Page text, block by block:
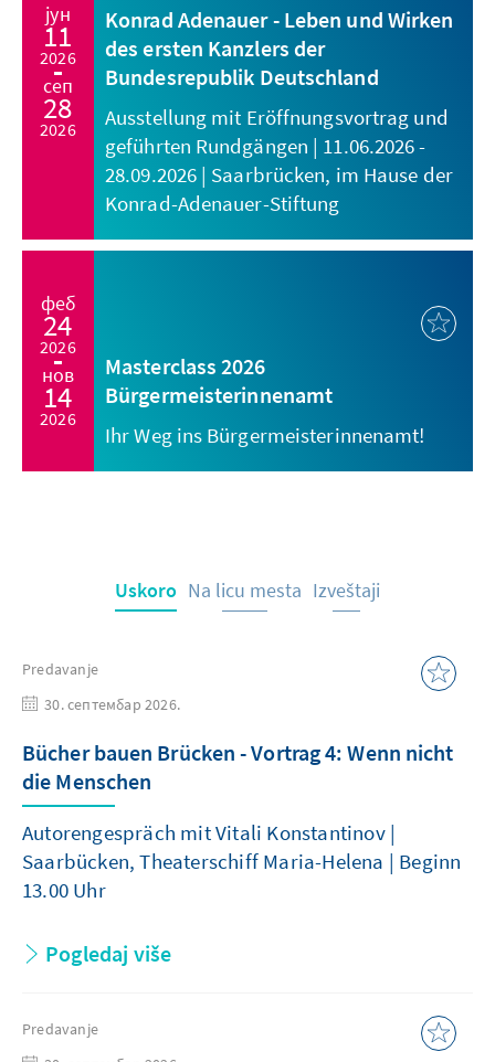
јун
11
2026
сеп
28
2026
Konrad Adenauer - Leben und Wirken
des ersten Kanzlers der
Bundesrepublik Deutschland
Ausstellung mit Eröffnungsvortrag und
geführten Rundgängen | 11.06.2026 -
28.09.2026 | Saarbrücken, im Hause der
Konrad-Adenauer-Stiftung
феб
24
2026
нов
14
2026
Masterclass 2026
Bürgermeisterinnenamt
Ihr Weg ins Bürgermeisterinnenamt!
Uskoro Na licu mesta Izveštaji
Predavanje
30. септембар 2026.
Bücher bauen Brücken - Vortrag 4: Wenn nicht
die Menschen
Autorengespräch mit Vitali Konstantinov |
Saarbücken, Theaterschiff Maria-Helena | Beginn
13.00 Uhr
Pogledaj više
Predavanje